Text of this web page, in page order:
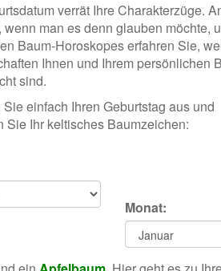
verrät Ihre Charakterzüge.
wenn man es denn glauben möchte,
Baum-Horoskopes erfahren Sie,
Ihnen und Ihrem persönlichen
sind.
einfach Ihren Geburtstag aus und
Sie Ihr keltisches Baumzeichen:
Monat: